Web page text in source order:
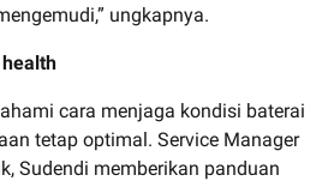
ungkapnya.
cara menjaga kondisi baterai
tetap optimal. Service Manager
Sudendi memberikan panduan